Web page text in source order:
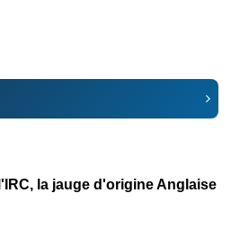
l'IRC, la jauge d'origine Anglaise